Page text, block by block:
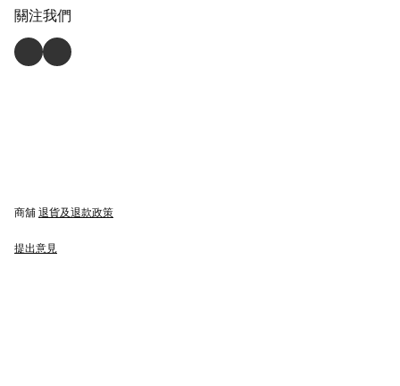
關注我們
商舖 退貨及退款政策
提出意見